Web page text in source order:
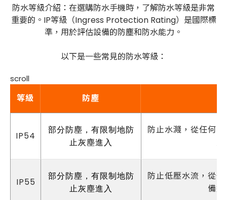
防水等級介紹：在選購防水手機時，了解防水等級是非常
重要的。IP等級（Ingress Protection Rating）是國際標
準，用於評估設備的防塵和防水能力。
以下是一些常見的防水等級：
scroll
等級 防塵
IP54
部分防塵，有限制地防
止灰塵進入
防止水濺，從任何
IP55
部分防塵，有限制地防
止灰塵進入
防止低壓水流，從
備